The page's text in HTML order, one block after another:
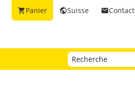
emailContact
publicSuisse
shopping_cartPanier